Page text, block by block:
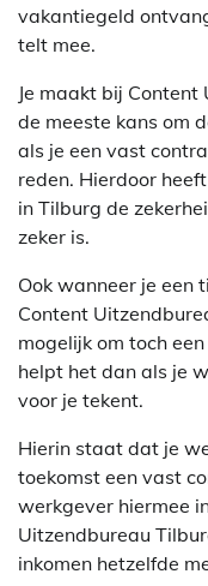
vakantiegeld
telt mee.
Je maakt bij
de meeste kans om
als je een vast
reden. Hierdoor
in Tilburg de
zeker is.
Ook wanneer je een
Content
mogelijk om toch
helpt het dan als je
voor je tekent.
Hierin staat dat je
toekomst een vast
werkgever hiermee
Uitzendbureau
inkomen hetzelfde